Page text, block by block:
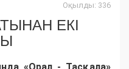
Оқылды: 336
ЕКІ